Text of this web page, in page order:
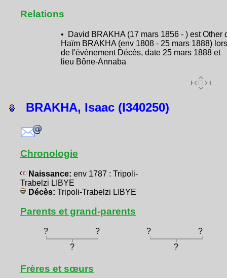
Relations
• David BRAKHA (17 mars 1856 - ) est Other
Haïm BRAKHA (env 1808 - 25 mars 1888) lors
de l'évènement Décès, date 25 mars 1888 et
lieu Bône-Annaba
BRAKHA, Isaac (I340250)
Chronologie
Naissance: env 1787 : Tripoli-
Trabelzi LIBYE
Décès: Tripoli-Trabelzi LIBYE
Parents et grand-parents
? ? ?
?
?
?
Frères et sœurs